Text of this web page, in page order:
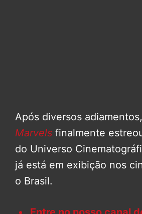
Após diversos
Marvels finalmente
do Universo
já está em exibição nos
o Brasil.